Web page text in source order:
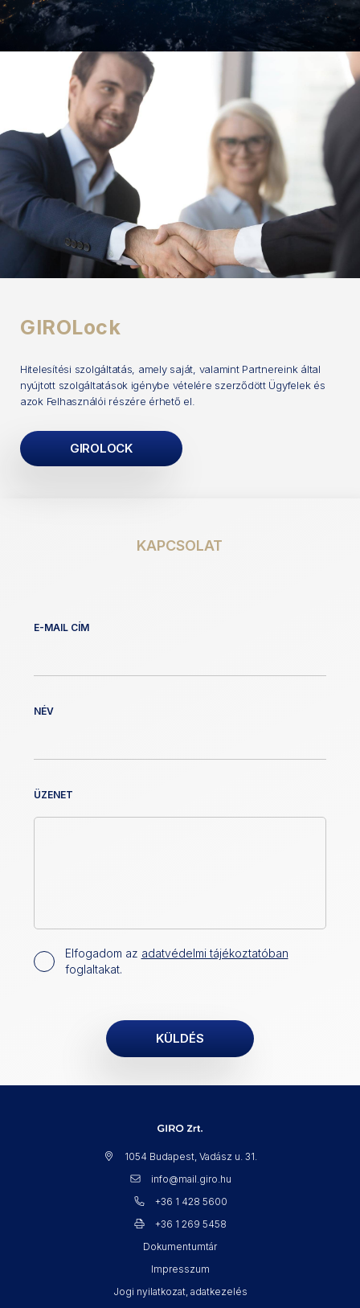
GIROLock
Hitelesítési szolgáltatás, amely saját, valamint Partnereink által
nyújtott szolgáltatások igénybe vételére szerződött Ügyfelek és
azok Felhasználói részére érhető el.
GIROLOCK
KAPCSOLAT
E-MAIL CÍM
NÉV
ÜZENET
Elfogadom az adatvédelmi tájékoztatóban
foglaltakat.
1054 Budapest, Vadász u. 31.
info@mail.giro.hu
+36 1 428 5600
+36 1 269 5458
Dokumentumtár
Impresszum
Jogi nyilatkozat, adatkezelés